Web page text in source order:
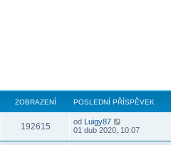
ZOBRAZENÍ POSLEDNÍ PŘÍSPĚVEK
192615 od Luigy87
01 dub 2020, 10:07